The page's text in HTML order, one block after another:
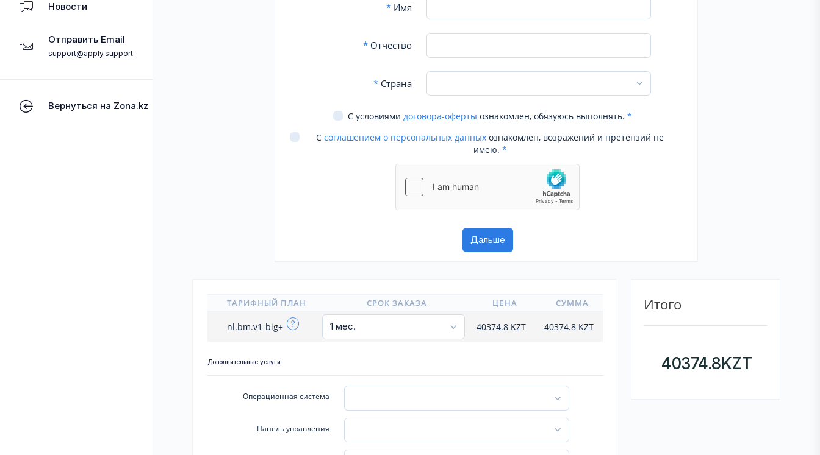
Новости
Отправить Email
support@apply.support
Вернуться на Zona.kz
*Имя
*Отчество
*Страна
С условиями договора-оферты ознакомлен, обязуюсь выполнять. *
С соглашением о персональных данных ознакомлен, возражений и претензий не
имею. *
ТАРИФНЫЙ ПЛАН СРОК ЗАКАЗА ЦЕНА СУММА
nl.bm.v1-big+ 40374.8 KZT 40374.8KZT
Дополнительные услуги
Операционная система
Панель управления
Итого
40374.8KZT